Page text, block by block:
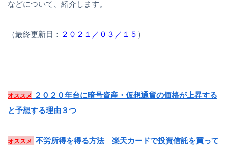
などについて、紹介します。
（最終更新日： ２０２１／０３／１５ ）
オススメ
２０２０年台に暗号資産・仮想通貨の価格が上昇する
と予想する理由３つ
オススメ
不労所得を得る方法 楽天カードで投資信託を買って